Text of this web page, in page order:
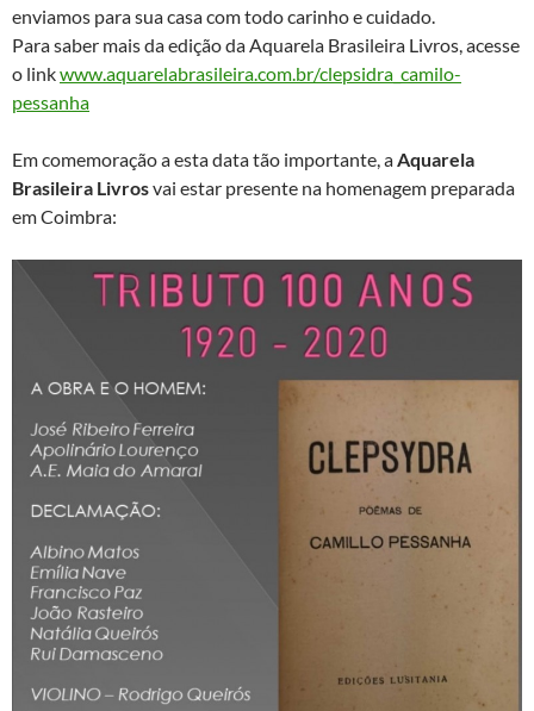
enviamos para sua casa com todo carinho e cuidado.
Para saber mais da edição da Aquarela Brasileira Livros, acesse
o linkwww.aquarelabrasileira.com.br/clepsidra_camilo-
pessanha
Em comemoração a esta data tão importante, aAquarela
Brasileira Livrosvai estar presente na homenagem preparada
em Coimbra: